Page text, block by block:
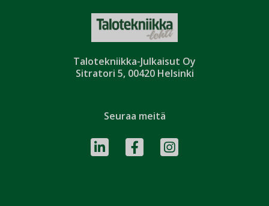
Talotekniikka-Julkaisut Oy
Sitratori 5, 00420 Helsinki
Seuraa meitä